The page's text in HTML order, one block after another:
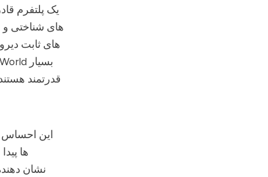
یک پلتفرم
های شناختی و
قدرتمند